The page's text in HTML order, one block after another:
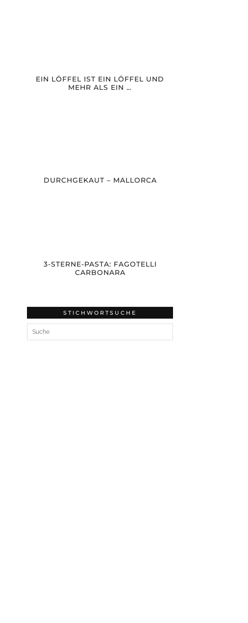
EIN LÖFFEL IST EIN LÖFFEL UND
MEHR ALS EIN …
DURCHGEKAUT – MALLORCA
3-STERNE-PASTA: FAGOTELLI
CARBONARA
STICHWORTSUCHE